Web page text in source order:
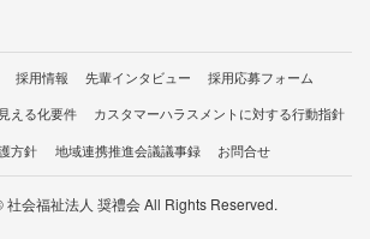
採用情報 先輩インタビュー
採用応募フォーム
見える化要件
カスタマーハラスメントに対する行動指針
方針
地域連携推進会議議事録 お問合せ
会福祉法人 奨禮会 All Rights Reserved.